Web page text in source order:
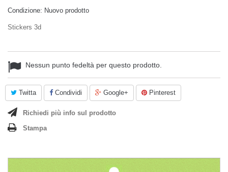
Condizione: Nuovo prodotto
Stickers 3d
Nessun punto fedeltà per questo prodotto.
Twitta Condividi Google+ Pinterest
Richiedi più info sul prodotto
Stampa